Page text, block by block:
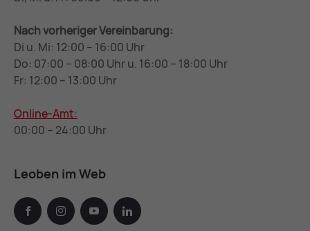
Nach vorheriger Vereinbarung:
Di u. Mi: 12:00 – 16:00 Uhr
Do: 07:00 – 08:00 Uhr u. 16:00 – 18:00 Uhr
Fr: 12:00 – 13:00 Uhr
Online-Amt:
00:00 – 24:00 Uhr
Leoben im Web
facebook instagramyoutube linkedin